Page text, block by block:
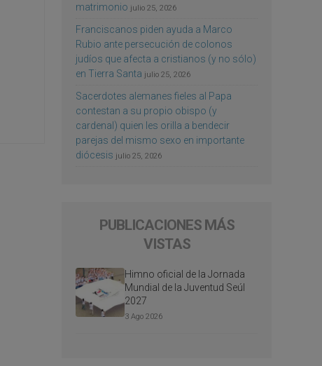
matrimonio julio 25, 2026
Franciscanos piden ayuda a Marco
Rubio ante persecución de colonos
judíos que afecta a cristianos (y no sólo)
en Tierra Santa julio 25, 2026
Sacerdotes alemanes fieles al Papa
contestan a su propio obispo (y
cardenal) quien les orilla a bendecir
parejas del mismo sexo en importante
diócesis julio 25, 2026
PUBLICACIONES MÁS
VISTAS
Himno oficial de la Jornada
Mundial de la Juventud Seúl
2027
3 Ago 2026